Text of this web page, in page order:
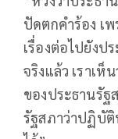
ปัดตกคำร้อง เ
เรื่องต่อไปยังป
จริงแล้ว เราเ
ของประธานรัฐ
รัฐสภาว่าปฏิบั